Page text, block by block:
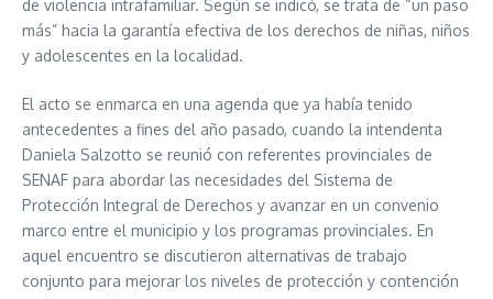
de violencia intrafamiliar. Según se indicó, se trata de “un paso
más” hacia la garantía efectiva de los derechos de niñas, niños
y adolescentes en la localidad.
El acto se enmarca en una agenda que ya había tenido
antecedentes a fines del año pasado, cuando la intendenta
Daniela Salzotto se reunió con referentes provinciales de
SENAF para abordar las necesidades del Sistema de
Protección Integral de Derechos y avanzar en un convenio
marco entre el municipio y los programas provinciales. En
aquel encuentro se discutieron alternativas de trabajo
conjunto para mejorar los niveles de protección y contención